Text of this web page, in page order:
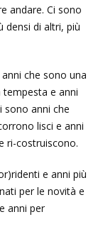
andare. Ci sono
densi di altri, più
che sono una
tempesta e anni
sono anni che
lisci e anni
ri-costruiscono.
e anni più
per le novità e
anni per